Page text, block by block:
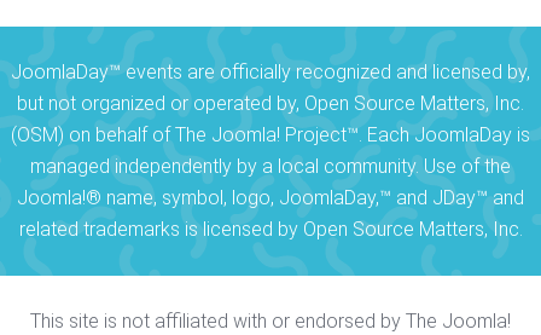
JoomlaDay™ events are officially recognized and licensed by,
but not organized or operated by, Open Source Matters, Inc.
(OSM) on behalf of The Joomla! Project™. Each JoomlaDay is
managed independently by a local community. Use of the
Joomla!® name, symbol, logo, JoomlaDay,™ and JDay™ and
related trademarks is licensed by Open Source Matters, Inc.
This site is not affiliated with or endorsed by The Joomla!